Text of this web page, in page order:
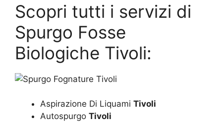
Scopri tutti i servizi di
Spurgo Fosse
Biologiche Tivoli:
Aspirazione Di Liquami Tivoli
Autospurgo Tivoli